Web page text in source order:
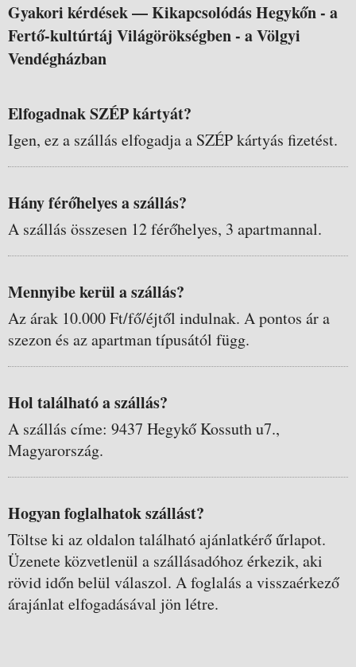
Gyakori kérdések —Kikapcsolódás Hegykőn - a
Fertő-kultúrtáj Világörökségben - a Völgyi
Vendégházban
Elfogadnak SZÉP kártyát?
Igen, ez a szállás elfogadja a SZÉP kártyás fizetést.
Hány férőhelyes a szállás?
A szállás összesen 12 férőhelyes, 3 apartmannal.
Mennyibe kerül a szállás?
Az árak 10.000 Ft/fő/éjtől indulnak. A pontos ár a
szezon és az apartman típusától függ.
Hol található a szállás?
A szállás címe: 9437 Hegykő Kossuth u7.,
Magyarország.
Hogyan foglalhatok szállást?
Töltse ki az oldalon található ajánlatkérő űrlapot.
Üzenete közvetlenül a szállásadóhoz érkezik, aki
rövid időn belül válaszol. A foglalás a visszaérkező
árajánlat elfogadásával jön létre.